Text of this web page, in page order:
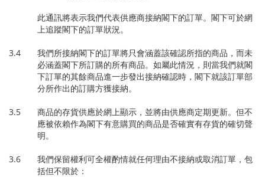
此通訊將表示我們代表供應商接納閣下的訂單。閣下可於網
上追蹤閣下的訂單狀況。
3.4 我們所接納閣下的訂單將只會涵蓋該確認所指的商品，而未
必涵蓋閣下所訂購的所有商品。如屬此情況，則當我們就閣
下訂單的其餘商品進一步發出接納確認時，閣下就該訂單部
分所作出的訂購方獲接納。
3.5 商品的存貨供應於網上顯示，並將由供應商定期更新。但不
應被依賴作為閣下有意購買的商品是否確實有存貨的確切聲
明。
3.6 我們保留權利可全權酌情就任何理由不接納或取消訂單，包
括但不限於：